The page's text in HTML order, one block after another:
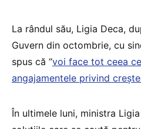
La rândul său, Ligia Deca,
Guvern din octombrie, cu
spus că “voi face tot ceea
angajamentele privind
În ultimele luni, ministra